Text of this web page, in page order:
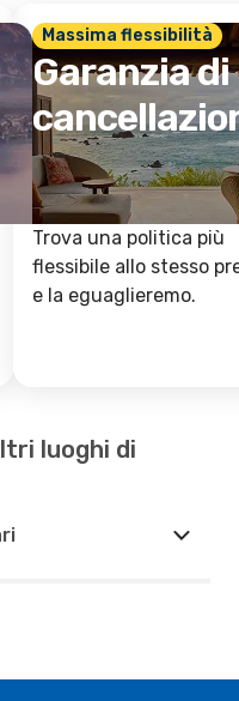
Massima flessibilità
Garanzia di
Trova una politica più
flessibile allo stesso
e la eguaglieremo.
luoghi di